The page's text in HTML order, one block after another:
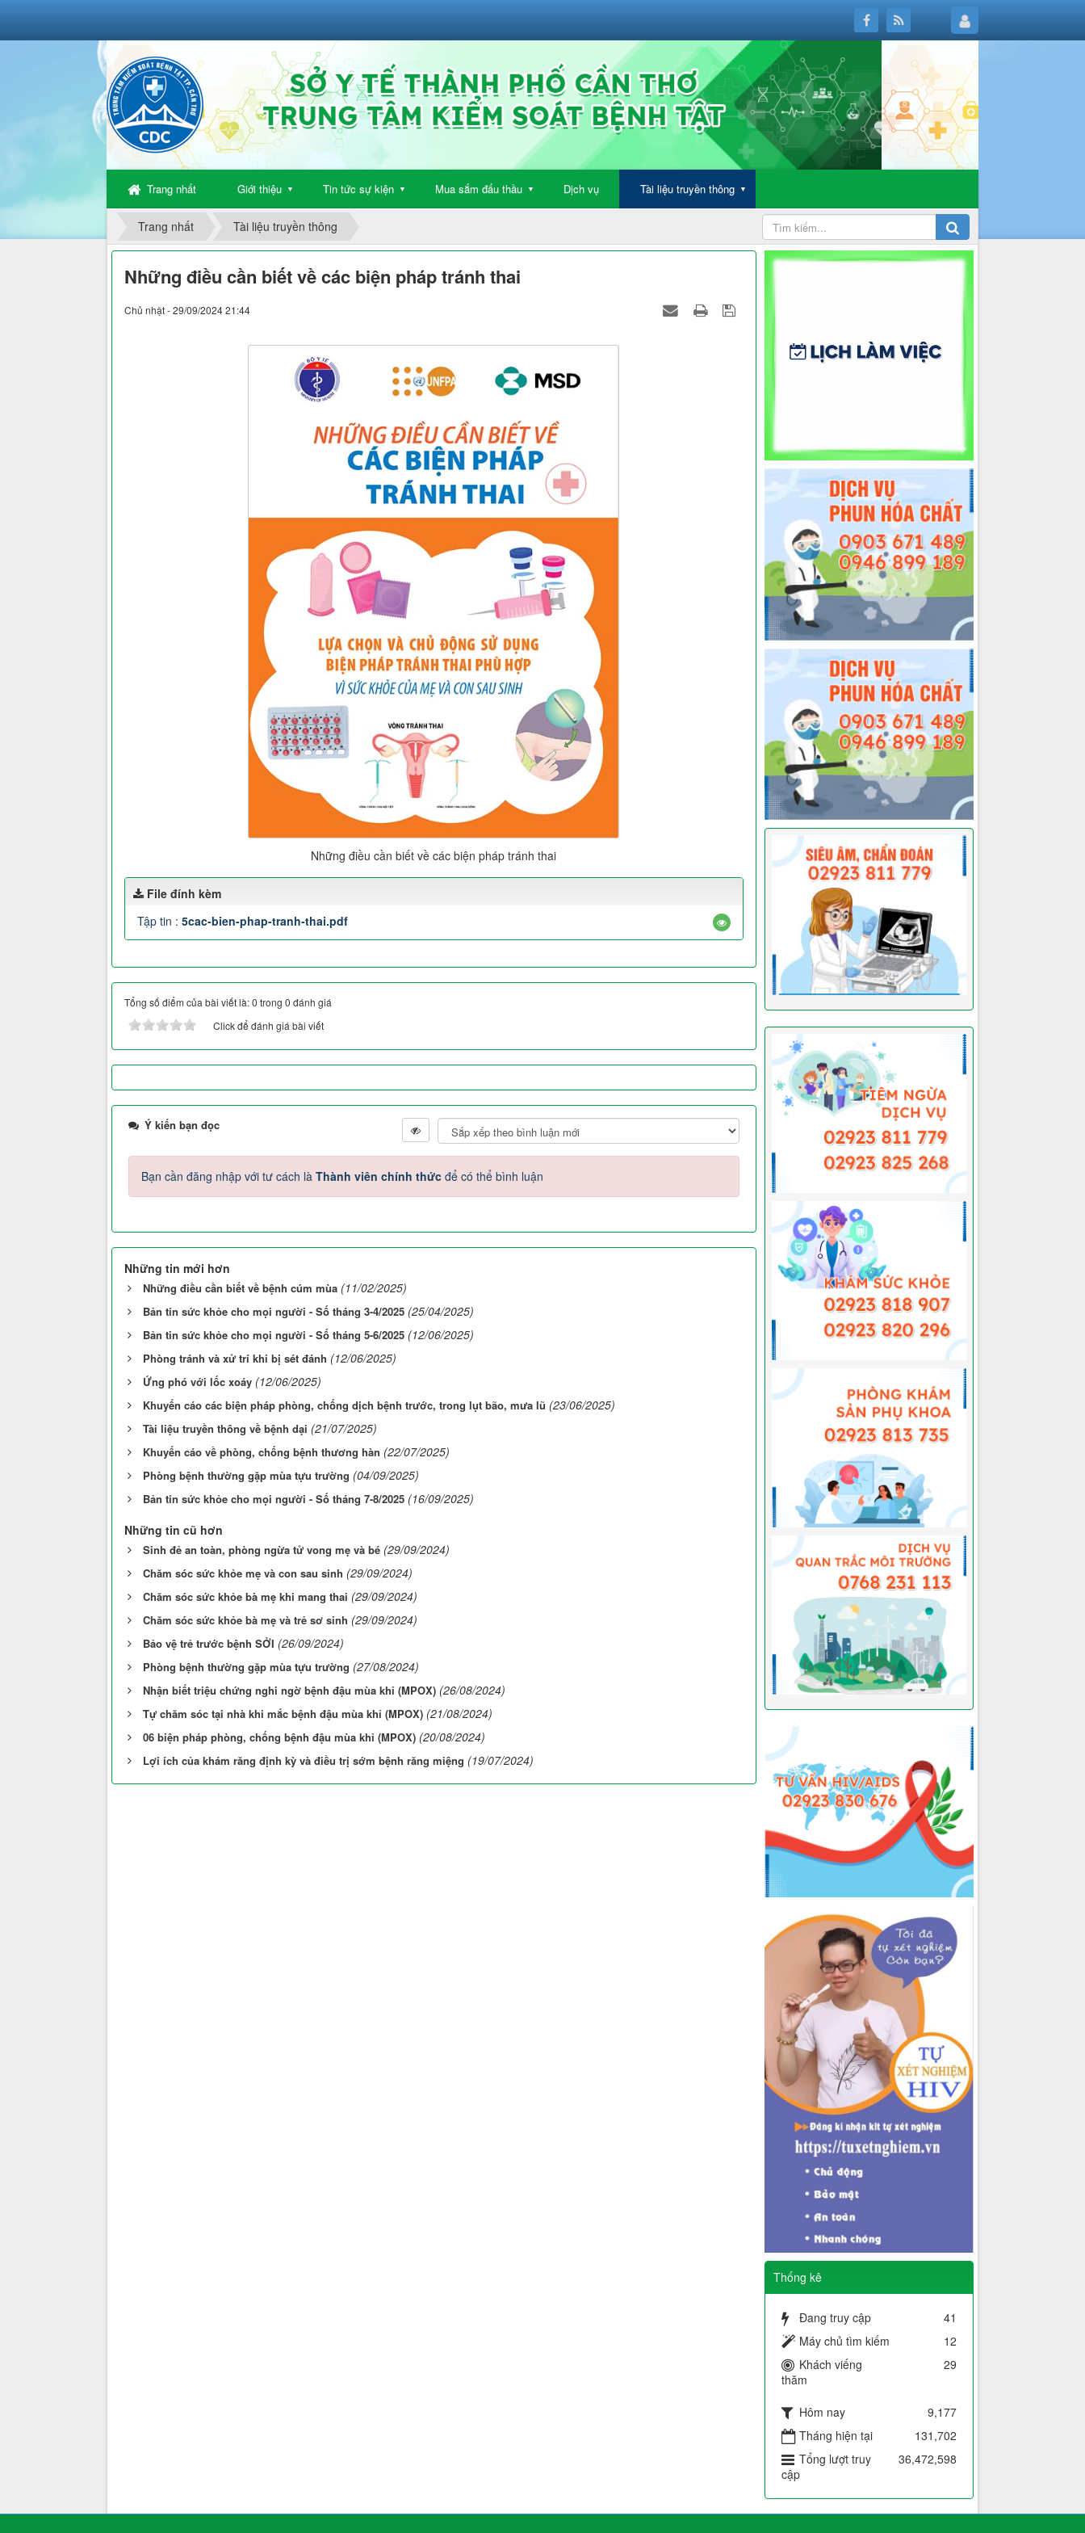
Trang nhất Giới thiệu ▼ Tin tức sự kiện ▼ Mua sắm đấu thầu ▼ Dịch vụ Tài liệu truyền thông ▼
Trang nhất Tài liệu truyền thông
Những điều cần biết về các biện pháp tránh thai
Chủ nhật - 29/09/2024 21:44
Những điều cần biết về các biện pháp tránh thai
File đính kèm
Tập tin : 5cac-bien-phap-tranh-thai.pdf
Tổng số điểm của bài viết là: 0 trong 0 đánh giá
Click để đánh giá bài viết
Ý kiến bạn đọc
Bạn cần đăng nhập với tư cách là Thành viên chính thức để có thể bình luận
Những tin mới hơn
Những điều cần biết về bệnh cúm mùa (11/02/2025)
Bản tin sức khỏe cho mọi người - Số tháng 3-4/2025 (25/04/2025)
Bản tin sức khỏe cho mọi người - Số tháng 5-6/2025 (12/06/2025)
Phòng tránh và xử trí khi bị sét đánh (12/06/2025)
Ứng phó với lốc xoáy (12/06/2025)
Khuyến cáo các biện pháp phòng, chống dịch bệnh trước, trong lụt bão, mưa lũ (23/06/2025)
Tài liệu truyền thông về bệnh dại (21/07/2025)
Khuyến cáo về phòng, chống bệnh thương hàn (22/07/2025)
Phòng bệnh thường gặp mùa tựu trường (04/09/2025)
Bản tin sức khỏe cho mọi người - Số tháng 7-8/2025 (16/09/2025)
Những tin cũ hơn
Sinh đẻ an toàn, phòng ngừa tử vong mẹ và bé (29/09/2024)
Chăm sóc sức khỏe mẹ và con sau sinh (29/09/2024)
Chăm sóc sức khỏe bà mẹ khi mang thai (29/09/2024)
Chăm sóc sức khỏe bà mẹ và trẻ sơ sinh (29/09/2024)
Bảo vệ trẻ trước bệnh SỞI (26/09/2024)
Phòng bệnh thường gặp mùa tựu trường (27/08/2024)
Nhận biết triệu chứng nghi ngờ bệnh đậu mùa khỉ (MPOX) (26/08/2024)
Tự chăm sóc tại nhà khi mắc bệnh đậu mùa khỉ (MPOX) (21/08/2024)
06 biện pháp phòng, chống bệnh đậu mùa khỉ (MPOX) (20/08/2024)
Lợi ích của khám răng định kỳ và điều trị sớm bệnh răng miệng (19/07/2024)
Thống kê
Đang truy cập
41
Máy chủ tìm kiếm
12
Khách viếng
thăm
29
Hôm nay
9,177
Tháng hiện tại
131,702
Tổng lượt truy
cập
36,472,598